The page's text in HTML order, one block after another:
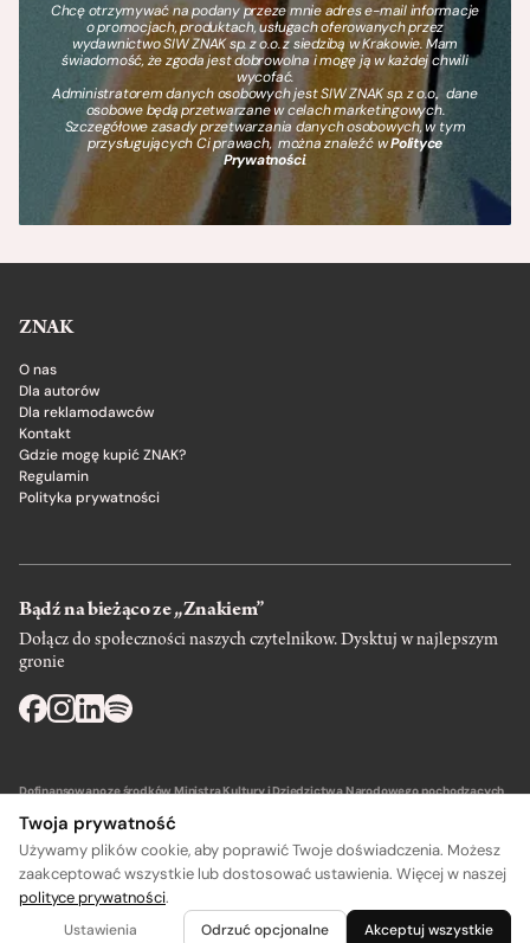
Chcę otrzymywać na podany przeze mnie adres e-mail informacje
o promocjach, produktach, usługach oferowanych przez
wydawnictwo SIW ZNAK sp. z o.o. z siedzibą w Krakowie. Mam
świadomość, że zgoda jest dobrowolna i mogę ją w każdej chwili
wycofać.
Administratorem danych osobowych jest SIW ZNAK sp. z o.o., dane
osobowe będą przetwarzane w celach marketingowych.
Szczegółowe zasady przetwarzania danych osobowych, w tym
przysługujących Ci prawach, można znaleźć wPolityce
Prywatności.
ZNAK
O nas
Dla autorów
Dla reklamodawców
Kontakt
Gdzie mogę kupić ZNAK?
Regulamin
Polityka prywatności
Bądź na bieżąco ze „Znakiem”
Dołącz do społeczności naszych czytelnikow. Dysktuj w najlepszym
gronie
Dofinansowano ze środków Ministra Kultury i Dziedzictwa Narodowego pochodzących
Wydawca: SIW Znak w Krakowie
Twoja prywatność
Używamy plików cookie, aby poprawić Twoje doświadczenia. Możesz
zaakceptować wszystkie lub dostosować ustawienia. Więcej w naszej
polityce prywatności.
Ustawienia Odrzuć opcjonalne Akceptuj wszystkie